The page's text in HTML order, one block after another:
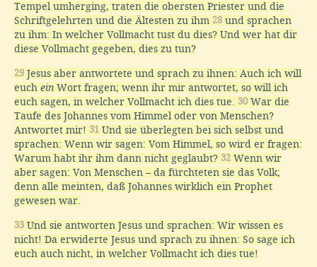
Tempel umherging, traten die obersten Priester und die
Schriftgelehrten und die Ältesten zu ihm 28 und sprachen
zu ihm: In welcher Vollmacht tust du dies? Und wer hat dir
diese Vollmacht gegeben, dies zu tun?
29 Jesus aber antwortete und sprach zu ihnen: Auch ich will
euch ein Wort fragen; wenn ihr mir antwortet, so will ich
euch sagen, in welcher Vollmacht ich dies tue. 30 War die
Taufe des Johannes vom Himmel oder von Menschen?
Antwortet mir! 31 Und sie überlegten bei sich selbst und
sprachen: Wenn wir sagen: Vom Himmel, so wird er fragen:
Warum habt ihr ihm dann nicht geglaubt? 32 Wenn wir
aber sagen: Von Menschen – da fürchteten sie das Volk;
denn alle meinten, daß Johannes wirklich ein Prophet
gewesen war.
33 Und sie antworten Jesus und sprachen: Wir wissen es
nicht! Da erwiderte Jesus und sprach zu ihnen: So sage ich
euch auch nicht, in welcher Vollmacht ich dies tue!